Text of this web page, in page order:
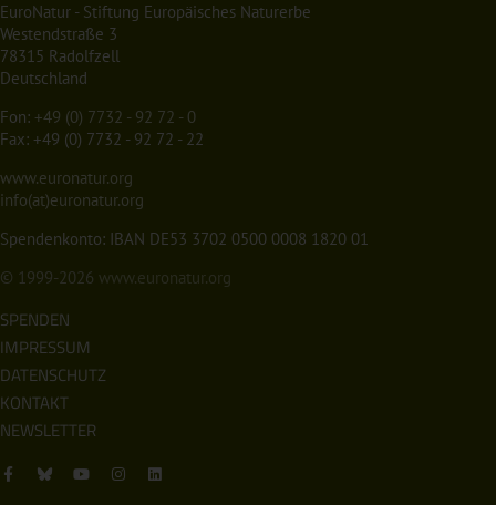
EuroNatur - Stiftung Europäisches Naturerbe
Westendstraße 3
78315 Radolfzell
Deutschland
Fon: +49 (0) 7732 - 92 72 - 0
Fax: +49 (0) 7732 - 92 72 - 22
www.euronatur.org
info(at)euronatur.org
Spendenkonto: IBAN DE53 3702 0500 0008 1820 01
© 1999-2026 www.euronatur.org
SPENDEN
IMPRESSUM
DATENSCHUTZ
KONTAKT
NEWSLETTER